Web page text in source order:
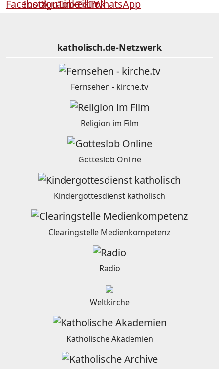
katholisch.de-Netzwerk
Fernsehen - kirche.tv
Religion im Film
Gotteslob Online
Kindergottesdienst katholisch
Clearingstelle Medienkompetenz
Radio
Weltkirche
Katholische Akademien